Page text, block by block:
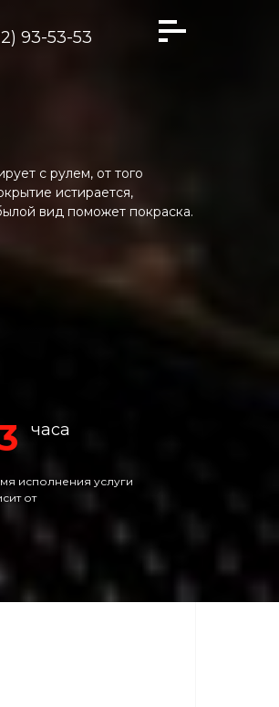
с рулем, от того
истирается,
вид поможет покраска.
исполнения услуги
от
часа
93-53-53